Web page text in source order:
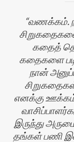
வணக்கம்.
கதைத்
கதைகளை
நான்
எனக்கு ஊக்கம்
இருந்து
தங்கள் பணி